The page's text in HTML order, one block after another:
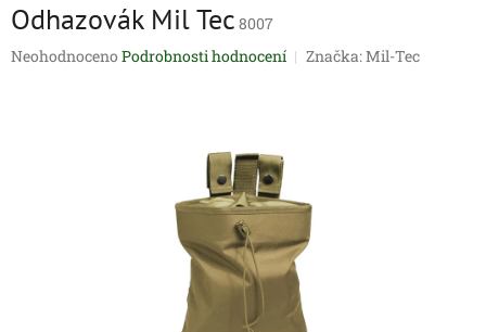
Odhazovák Mil Tec 8007
Průměrné
Neohodnoceno Podrobnosti hodnocení Značka:Mil-Tec